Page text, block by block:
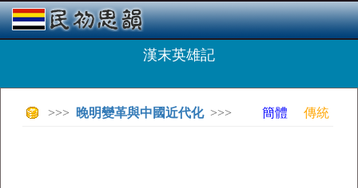
漢末英雄記
>>> 晚明變革與中國近代化>>> 簡體 傳統